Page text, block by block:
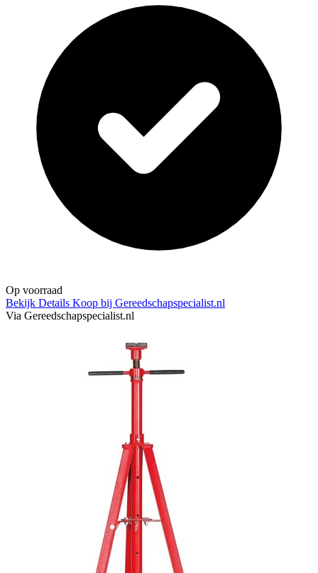
Op voorraad
Bekijk Details Koop bij Gereedschapspecialist.nl
Via Gereedschapspecialist.nl